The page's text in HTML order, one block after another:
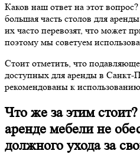
Каков наш ответ на этот
большая часть столов для
их часто перевозят, что может
поэтому мы советуем
Стоит отметить, что
доступных для аренды в Санкт-
рекомендованы к
Что же за этим
аренде мебели не
должного ухода за